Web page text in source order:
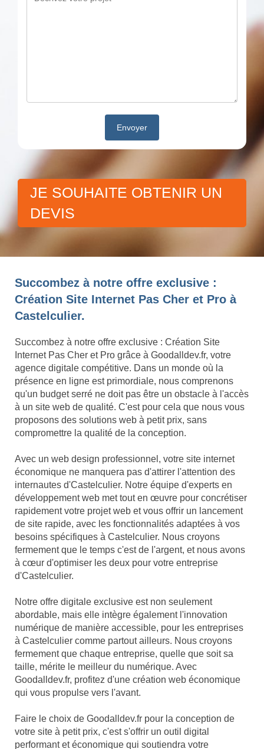
JE SOUHAITE OBTENIR UN
DEVIS
Succombez à notre offre exclusive :
Création Site Internet Pas Cher et Pro à
Castelculier.
Succombez à notre offre exclusive : Création Site
Internet Pas Cher et Pro grâce à Goodalldev.fr, votre
agence digitale compétitive. Dans un monde où la
présence en ligne est primordiale, nous comprenons
qu'un budget serré ne doit pas être un obstacle à l'accès
à un site web de qualité. C'est pour cela que nous vous
proposons des solutions web à petit prix, sans
compromettre la qualité de la conception.
Avec un web design professionnel, votre site internet
économique ne manquera pas d'attirer l'attention des
internautes d'Castelculier. Notre équipe d'experts en
développement web met tout en œuvre pour concrétiser
rapidement votre projet web et vous offrir un lancement
de site rapide, avec les fonctionnalités adaptées à vos
besoins spécifiques à Castelculier. Nous croyons
fermement que le temps c'est de l'argent, et nous avons
à cœur d'optimiser les deux pour votre entreprise
d'Castelculier.
Notre offre digitale exclusive est non seulement
abordable, mais elle intègre également l'innovation
numérique de manière accessible, pour les entreprises
à Castelculier comme partout ailleurs. Nous croyons
fermement que chaque entreprise, quelle que soit sa
taille, mérite le meilleur du numérique. Avec
Goodalldev.fr, profitez d'une création web économique
qui vous propulse vers l'avant.
Faire le choix de Goodalldev.fr pour la conception de
votre site à petit prix, c'est s'offrir un outil digital
performant et économique qui soutiendra votre